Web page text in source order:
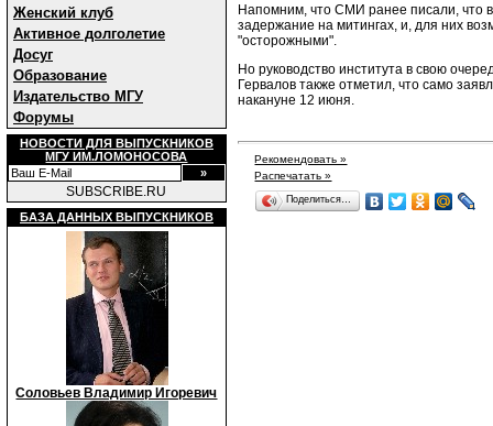
Женский клуб
Активное долголетие
Досуг
Образование
Издательство МГУ
Форумы
НОВОСТИ ДЛЯ ВЫПУСКНИКОВ
МГУ ИМ.ЛОМОНОСОВА
SUBSCRIBE.RU
БАЗА ДАННЫХ ВЫПУСКНИКОВ
Соловьев Владимир Игоревич
Напомним, что СМИ ранее писали, что в
задержание на митингах, и, для них
"осторожными".
Но руководство института в свою
Гервалов также отметил, что само
накануне 12 июня.
Рекомендовать »
Распечатать »
Поделиться…